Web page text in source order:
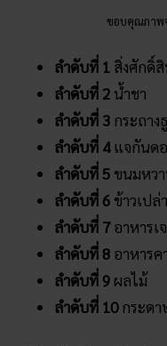
ขอบคุณภาพ
ลำดับที่ 1 สิ่งศักดิ์สิ
ลำดับที่ 2 น้ำชา
ลำดับที่ 3 กระถาง
ลำดับที่ 4 แจกันดอ
ลำดับที่ 5ขนมหว